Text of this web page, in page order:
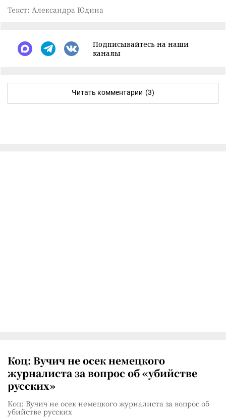
Текст: Александра Юдина
Подписывайтесь на наши
каналы
Читать комментарии (3)
Коц: Вучич не осек немецкого
журналиста за вопрос об «убийстве
русских»
Коц: Вучич не осек немецкого журналиста за вопрос об
убийстве русских